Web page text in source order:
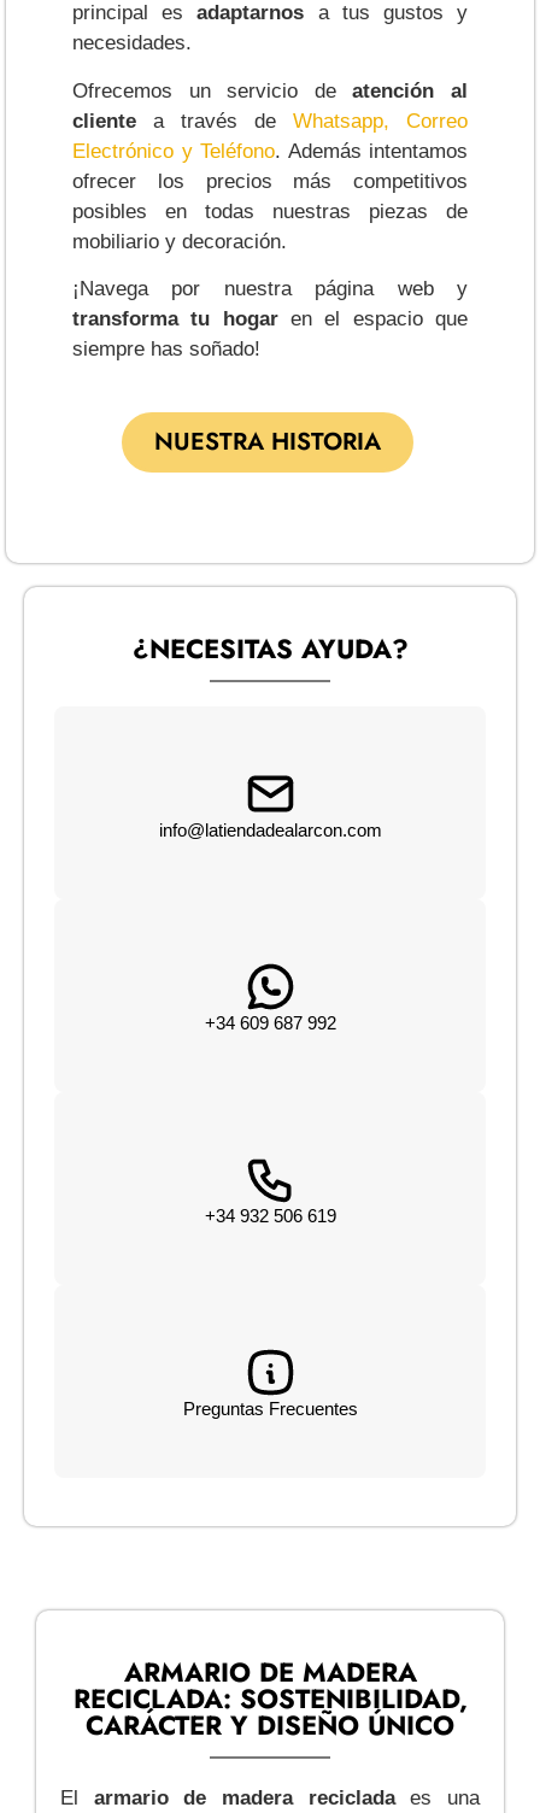
principal esadaptarnos a tus gustos y
necesidades.
Ofrecemos un servicio deatención al
cliente a través de Whatsapp, Correo
Electrónico y Teléfono. Además intentamos
ofrecer los precios más competitivos
posibles en todas nuestras piezas de
mobiliario y decoración.
¡Navega por nuestra página web y
transforma tu hogaren el espacio que
siempre has soñado!
NUESTRA HISTORIA
¿NECESITAS AYUDA?
info@latiendadealarcon.com
+34 609 687 992
+34 932 506 619
Preguntas Frecuentes
ARMARIO DE MADERA
RECICLADA: SOSTENIBILIDAD,
CARÁCTER Y DISEÑO ÚNICO
El armario de madera recicladaes una